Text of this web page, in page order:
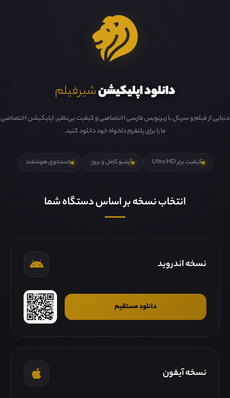
دانلود اپلیکیشنشیرفیلم
دنیایی از فیلم و سریال با زیرنویس فارسی اختصاصی و کیفیت بی‌نظیر. اپلیکیشن اختصاصی
ما را برای پلتفرم دلخواه خود دانلود کنید.
کیفیت برتر Ultra HD آرشیو کامل و بروز جستجوی هوشمند
انتخاب نسخه بر اساس دستگاه شما
نسخه اندروید
دانلود مستقیم
نسخه آیفون